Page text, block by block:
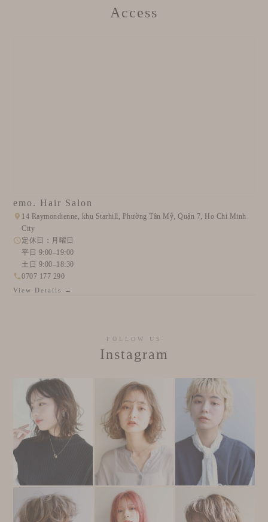
Access
emo. Hair Salon
14 Raymondienne, khu Starhill, Phường Tân Mỹ, Quận 7, Ho Chi Minh
City
定休日：月曜日
平日 9:00–19:00
土日 9:00–18:30
0707 177 290
View Details →
FOLLOW US
Instagram